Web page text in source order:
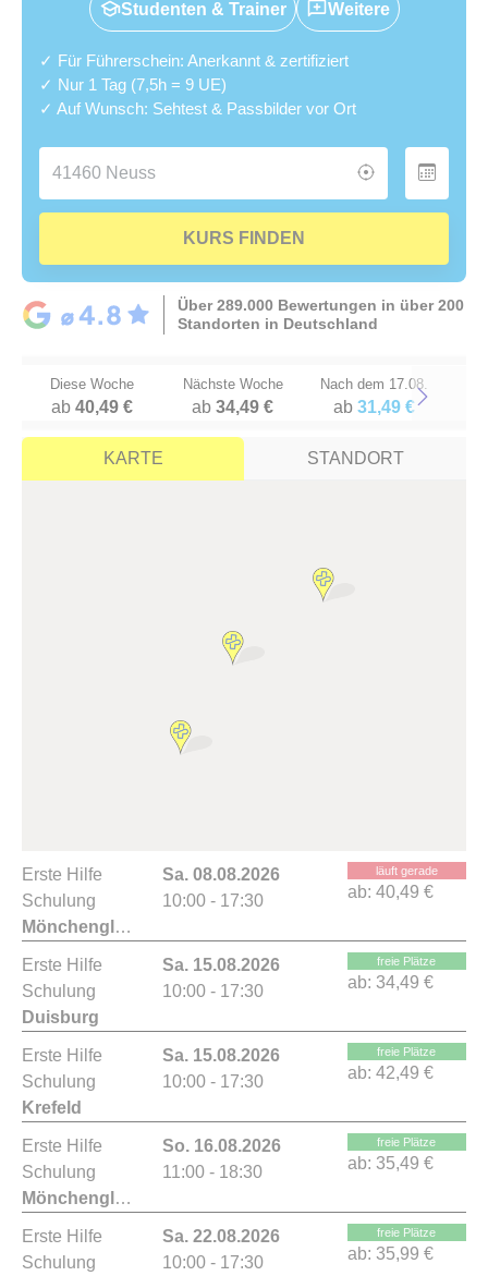
Studenten & Trainer Weitere
✓ Für Führerschein: Anerkannt & zertifiziert
✓ Nur 1 Tag (7,5h = 9 UE)
✓ Auf Wunsch: Sehtest & Passbilder vor Ort
KURS FINDEN
Über 289.000 Bewertungen in über 200
Standorten in Deutschland
Diese Woche
ab40,49 €
Nächste Woche
ab34,49 €
Nach dem 17.08.
ab 31,49 €Next
KARTE STANDORT
Erste Hilfe
Schulung
Mönchengladbach
Sa. 08.08.2026
10:00 - 17:30
läuft gerade
ab: 40,49 €
Erste Hilfe
Schulung
Duisburg
Sa. 15.08.2026
10:00 - 17:30
freie Plätze
ab: 34,49 €
Erste Hilfe
Schulung
Krefeld
Sa. 15.08.2026
10:00 - 17:30
freie Plätze
ab: 42,49 €
Erste Hilfe
Schulung
Mönchengladbach
So. 16.08.2026
11:00 - 18:30
freie Plätze
ab: 35,49 €
Erste Hilfe
Schulung
Sa. 22.08.2026
10:00 - 17:30
freie Plätze
ab: 35,99 €